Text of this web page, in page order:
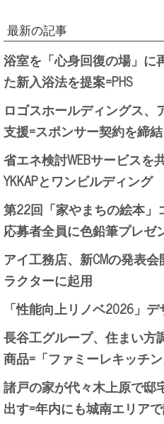
最新の記事
浴室を「心身回復の場」に
た新入浴法を提案=PHS
ロゴスホールディングス
支援=スポンサー契約を締結
省エネ検討WEBサービスを
YKKAPとワンビルディング
第22回「家やまちの絵本
応募者全員に色鉛筆プレゼ
アイ工務店、新CMの発表
ラクターに起用
「性能向上リノベ2026」
長谷工グループ、住まい方
商品=「ファミーレキッチ
諸戸の家が代々木上原で邸
出す=年内にも城南エリア